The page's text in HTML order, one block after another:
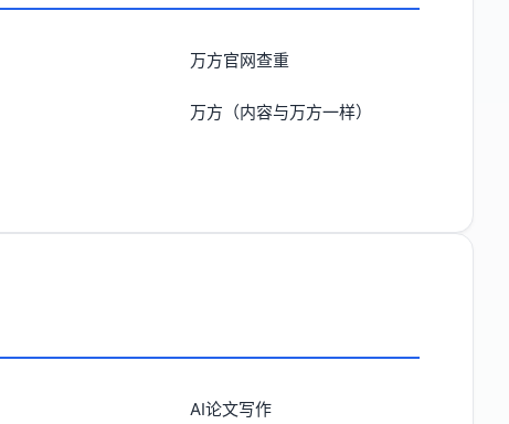
万方官网查重
万方（内容与万方一样）
AI论文写作